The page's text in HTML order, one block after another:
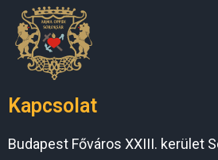
Kapcsolat
Budapest Főváros XXIII. kerület